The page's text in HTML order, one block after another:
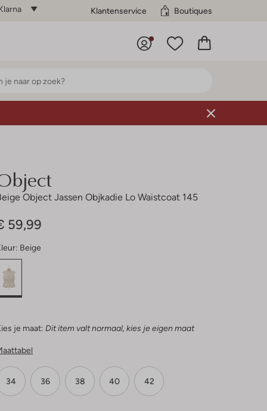
Klantenservice Boutiques
Object Jassen Objkadie Lo Waistcoat 145
59,99
Beige
je maat: Dit item valt normaal, kies je eigen maat
34 36 38 40 42